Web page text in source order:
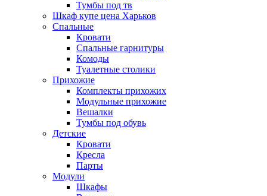
Тумбы под тв
Шкаф купе цена Харьков
Спальные
Кровати
Спальные гарнитуры
Комоды
Туалетные столики
Прихожие
Комплекты прихожих
Модульные прихожие
Вешалки
Тумбы под обувь
Детские
Кровати
Кресла
Парты
Модули
Шкафы